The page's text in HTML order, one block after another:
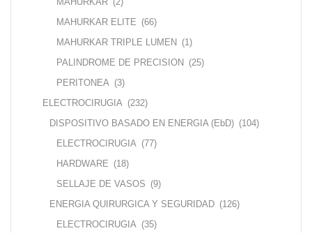
MAHURKAR ELITE (66)
MAHURKAR TRIPLE LUMEN (1)
PALINDROME DE PRECISION (25)
PERITONEA (3)
ELECTROCIRUGIA (232)
DISPOSITIVO BASADO EN ENERGIA (EbD) (104)
ELECTROCIRUGIA (77)
HARDWARE (18)
SELLAJE DE VASOS (9)
ENERGIA QUIRURGICA Y SEGURIDAD (126)
ELECTROCIRUGIA (35)